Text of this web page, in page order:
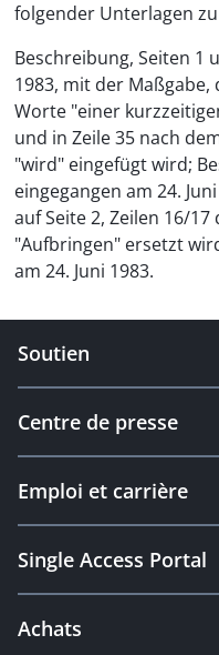
folgender Unterlagen
Beschreibung, Seiten 1
1983, mit der Maßgabe,
Worte "einer
und in Zeile 35 nach
"wird" eingefügt wird;
eingegangen am 24.
auf Seite 2, Zeilen 16/
"Aufbringen" ersetzt
am 24. Juni 1983.
Soutien
Centre de presse
Emploi et carrière
Single Access Portal
Achats